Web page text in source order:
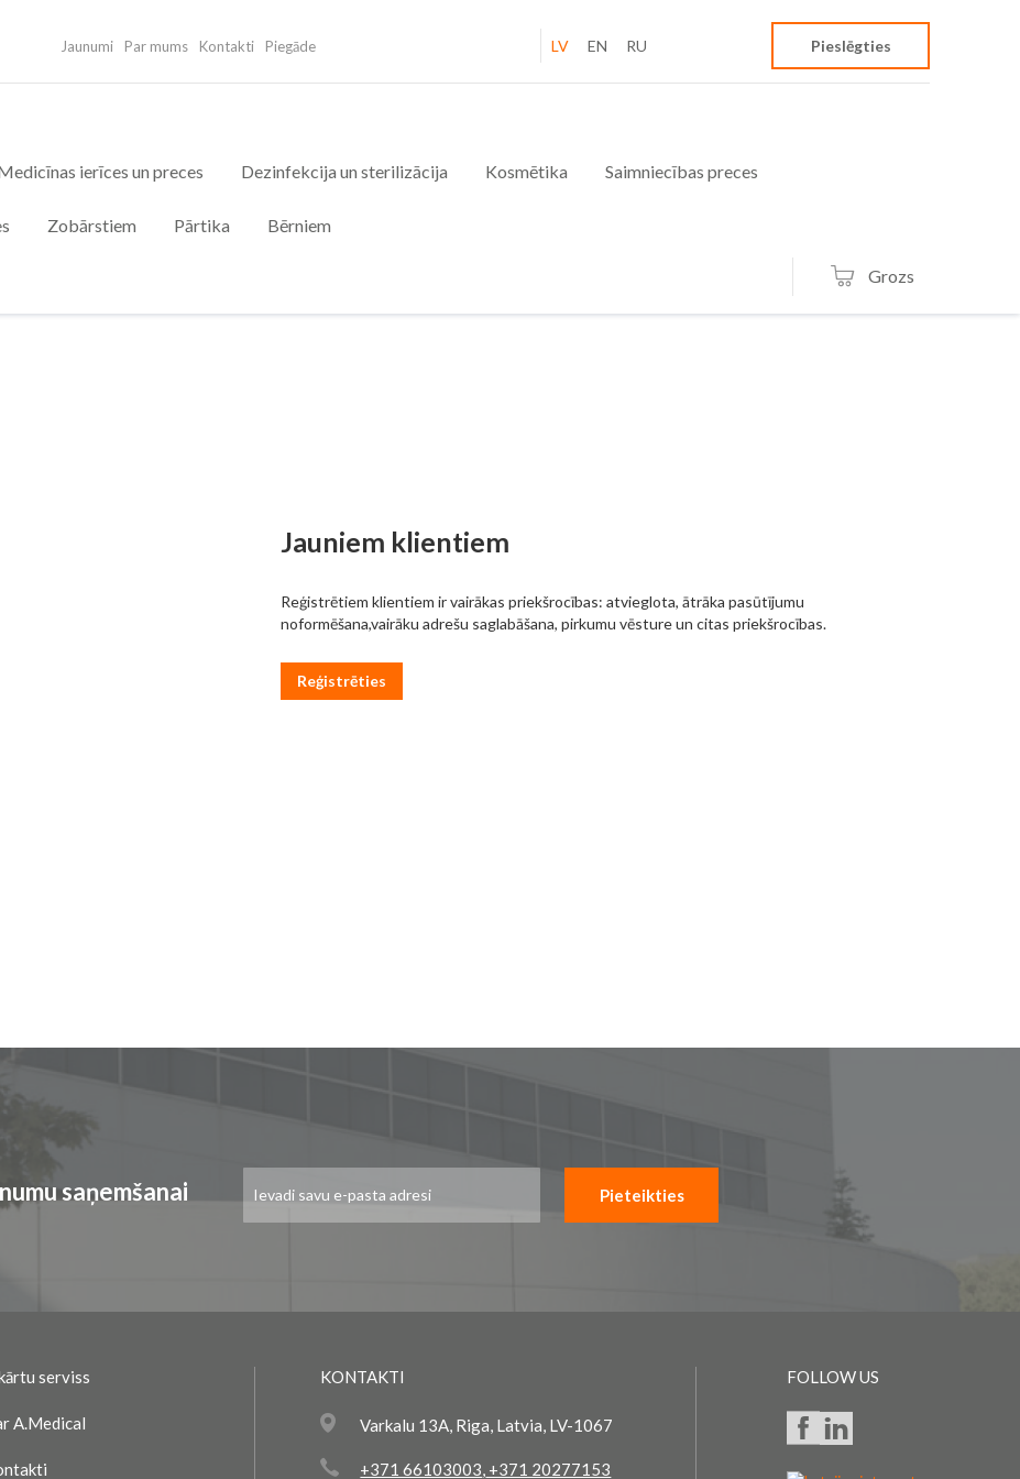
Jaunumi Par mums Kontakti Piegāde LV EN RU Pieslēgties
ierīces un preces Dezinfekcija un sterilizācija Kosmētika Saimniecības preces
Zobārstiem Pārtika Bērniem
Grozs
Jauniem klientiem
Reģistrētiem klientiem ir vairākas priekšrocības: atvieglota, ātrāka pasūtījumu
noformēšana,vairāku adrešu saglabāšana, pirkumu vēsture un citas priekšrocības.
Reģistrēties
saņemšanai
jaunumu
Pieteikties
serviss
A.Medical
KONTAKTI
Varkalu 13A, Riga, Latvia, LV-1067
+371 66103003, +371 20277153
FOLLOW US